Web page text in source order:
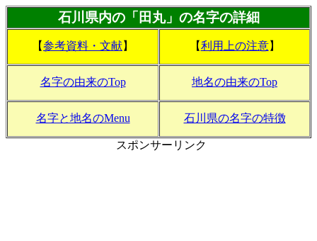
石川県内の「田丸」の名字の詳細
【参考資料・文献】 【利用上の注意】
名字の由来のTop 地名の由来のTop
名字と地名のMenu 石川県の名字の特徴
スポンサーリンク